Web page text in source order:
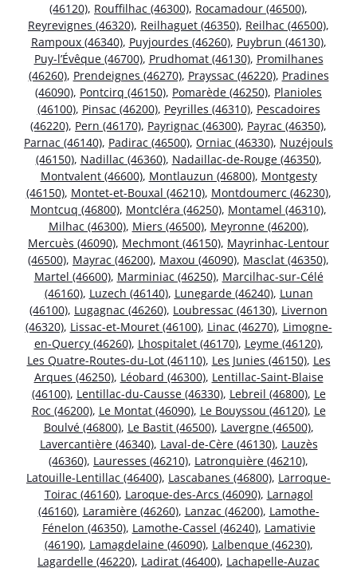
(46120), Rouffilhac (46300), Rocamadour (46500),
Reyrevignes (46320), Reilhaguet (46350), Reilhac (46500),
Rampoux (46340), Puyjourdes (46260), Puybrun (46130),
Puy-l’Évêque (46700), Prudhomat (46130), Promilhanes
(46260), Prendeignes (46270), Prayssac (46220), Pradines
(46090), Pontcirq (46150), Pomarède (46250), Planioles
(46100), Pinsac (46200), Peyrilles (46310), Pescadoires
(46220), Pern (46170), Payrignac (46300), Payrac (46350),
Parnac (46140), Padirac (46500), Orniac (46330), Nuzéjouls
(46150), Nadillac (46360), Nadaillac-de-Rouge (46350),
Montvalent (46600), Montlauzun (46800), Montgesty
(46150), Montet-et-Bouxal (46210), Montdoumerc (46230),
Montcuq (46800), Montcléra (46250), Montamel (46310),
Milhac (46300), Miers (46500), Meyronne (46200),
Mercuès (46090), Mechmont (46150), Mayrinhac-Lentour
(46500), Mayrac (46200), Maxou (46090), Masclat (46350),
Martel (46600), Marminiac (46250), Marcilhac-sur-Célé
(46160), Luzech (46140), Lunegarde (46240), Lunan
(46100), Lugagnac (46260), Loubressac (46130), Livernon
(46320), Lissac-et-Mouret (46100), Linac (46270), Limogne-
en-Quercy (46260), Lhospitalet (46170), Leyme (46120),
Les Quatre-Routes-du-Lot (46110), Les Junies (46150), Les
Arques (46250), Léobard (46300), Lentillac-Saint-Blaise
(46100), Lentillac-du-Causse (46330), Lebreil (46800), Le
Roc (46200), Le Montat (46090), Le Bouyssou (46120), Le
Boulvé (46800), Le Bastit (46500), Lavergne (46500),
Lavercantière (46340), Laval-de-Cère (46130), Lauzès
(46360), Lauresses (46210), Latronquière (46210),
Latouille-Lentillac (46400), Lascabanes (46800), Larroque-
Toirac (46160), Laroque-des-Arcs (46090), Larnagol
(46160), Laramière (46260), Lanzac (46200), Lamothe-
Fénelon (46350), Lamothe-Cassel (46240), Lamativie
(46190), Lamagdelaine (46090), Lalbenque (46230),
Lagardelle (46220), Ladirat (46400), Lachapelle-Auzac